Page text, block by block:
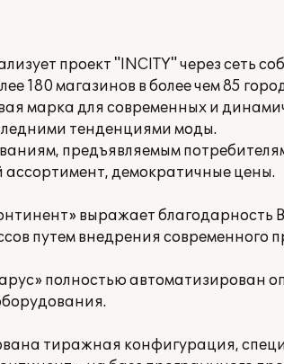
проект "INCITY" через сеть
180 магазинов в более чем 85
марка для современных и
тенденциями моды.
предъявляемым
демократичные цены.
выражает благодарность
путем внедрения современного
полностью автоматизирован
тиражная конфигурация,